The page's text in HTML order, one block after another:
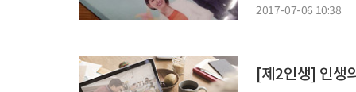
2017-07-06 10:38
[제2인생] 인생